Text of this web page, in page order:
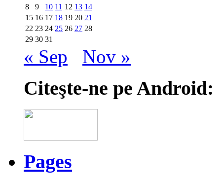
8
9 10 11 12 13 14
15 16 17 18 19 20 21
22 23 24 25 26 27 28
29 30 31
« Sep Nov »
Citeşte-ne pe Android:
Pages